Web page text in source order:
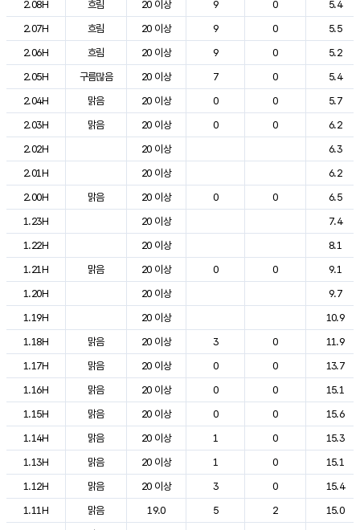
2.08H
흐림 20 이상 9 0
5.4
2.07H
흐림 20 이상 9 0
5.5
2.06H
흐림 20 이상 9 0
5.2
2.05H
구름많음 20 이상 7 0
5.4
2.04H
맑음 20 이상 0 0
5.7
2.03H
맑음 20 이상 0 0
6.2
2.02H
20 이상
6.3
2.01H
20 이상
6.2
2.00H
맑음 20 이상 0 0
6.5
1.23H
20 이상
7.4
1.22H
20 이상
8.1
1.21H
맑음 20 이상 0 0
9.1
1.20H
20 이상
9.7
1.19H
20 이상
10.9
1.18H
맑음 20 이상 3 0
11.9
1.17H
맑음 20 이상 0 0
13.7
1.16H
맑음 20 이상 0 0
15.1
1.15H
맑음 20 이상 0 0
15.6
1.14H
맑음 20 이상 1 0
15.3
1.13H
맑음 20 이상 1 0
15.1
1.12H
맑음 20 이상 3 0
15.4
1.11H
맑음 19.0 5 2
15.0